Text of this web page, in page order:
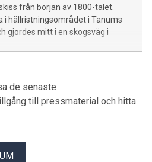
från början av 1800-talet.
i hällristningsområdet i Tanums
gjordes mitt i en skogsväg i
de senaste
till pressmaterial och hitta